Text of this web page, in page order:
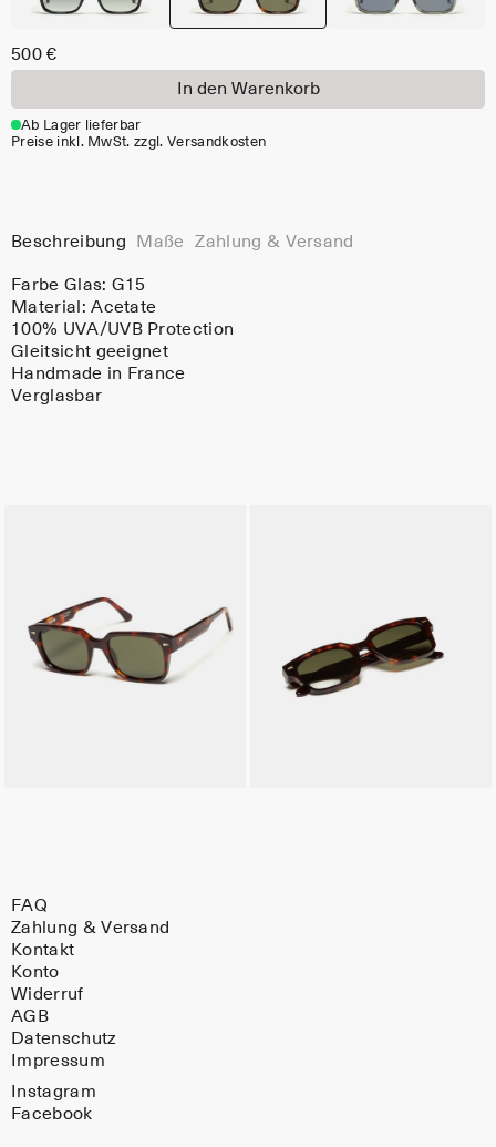
500 €
In den Warenkorb
Ab Lager lieferbar
Preise inkl. MwSt. zzgl. Versandkosten
Beschreibung Maße Zahlung & Versand
Farbe Glas: G15
Material:Acetate
100% UVA/UVB Protection
Gleitsicht geeignet
Handmade in France
Verglasbar
FAQ
Zahlung & Versand
Kontakt
Konto
Widerruf
AGB
Datenschutz
Impressum
Instagram
Facebook